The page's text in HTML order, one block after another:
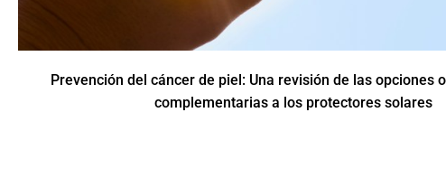
Prevención del cáncer de piel: Una revisión de las opciones
complementarias a los protectores solares